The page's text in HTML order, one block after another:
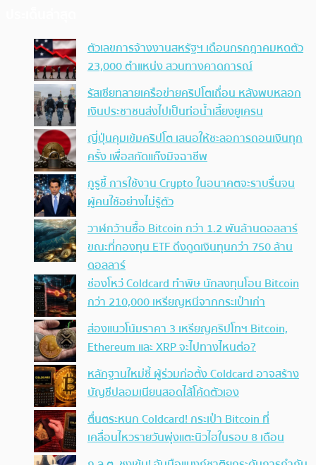
ตัวเลขการจ้างงานสหรัฐฯ เดือนกรกฎาคมหดตัว
23,000 ตำแหน่ง สวนทางคาดการณ์
รัสเซียทลายเครือข่ายคริปโตเถื่อน หลังพบหลอก
เงินประชาชนส่งไปเป็นท่อน้ำเลี้ยงยูเครน
ญี่ปุ่นคุมเข้มคริปโต เสนอให้ชะลอการถอนเงินทุก
ครั้ง เพื่อสกัดแก๊งมิจฉาชีพ
กูรูชี้ การใช้งาน Crypto ในอนาคตจะราบรื่นจน
ผู้คนใช้อย่างไม่รู้ตัว
วาฬกว้านซื้อ Bitcoin กว่า 1.2 พันล้านดอลลาร์
ขณะที่กองทุน ETF ดึงดูดเงินทุนกว่า 750 ล้าน
ดอลลาร์
ช่องโหว่ Coldcard ทำพิษ นักลงทุนโอน Bitcoin
กว่า 210,000 เหรียญหนีจากกระเป๋าเก่า
ส่องแนวโน้มราคา 3 เหรียญคริปโทฯ Bitcoin,
Ethereum และ XRP จะไปทางไหนต่อ?
หลักฐานใหม่ชี้ ผู้ร่วมก่อตั้ง Coldcard อาจสร้าง
บัญชีปลอมเนียนสอดไส้โค้ดตัวเอง
ตื่นตระหนก Coldcard! กระเป๋า Bitcoin ที่
เคลื่อนไหวรายวันพุ่งแตะนิวไฮในรอบ 8 เดือน